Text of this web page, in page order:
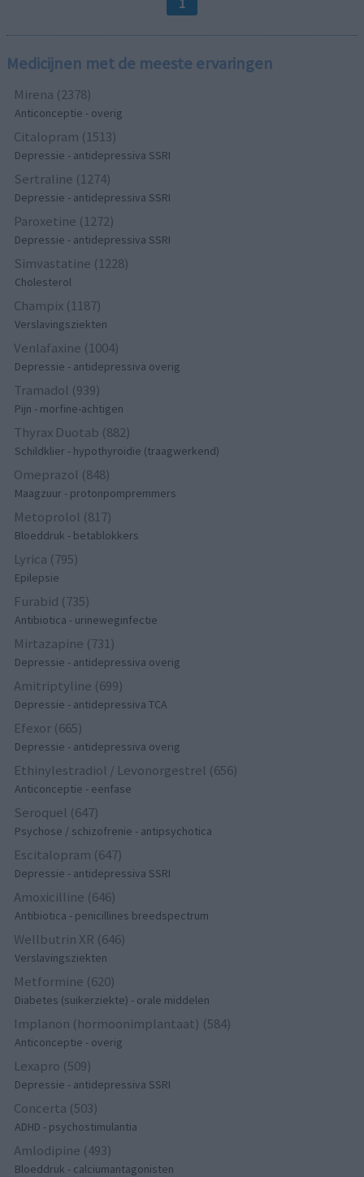
1
Medicijnen met de meeste ervaringen
Mirena (2378)
Anticonceptie - overig
Citalopram (1513)
Depressie - antidepressiva SSRI
Sertraline (1274)
Depressie - antidepressiva SSRI
Paroxetine (1272)
Depressie - antidepressiva SSRI
Simvastatine (1228)
Cholesterol
Champix (1187)
Verslavingsziekten
Venlafaxine (1004)
Depressie - antidepressiva overig
Tramadol (939)
Pijn - morfine-achtigen
Thyrax Duotab (882)
Schildklier - hypothyroidie (traagwerkend)
Omeprazol (848)
Maagzuur - protonpompremmers
Metoprolol (817)
Bloeddruk - betablokkers
Lyrica (795)
Epilepsie
Furabid (735)
Antibiotica - urineweginfectie
Mirtazapine (731)
Depressie - antidepressiva overig
Amitriptyline (699)
Depressie - antidepressiva TCA
Efexor (665)
Depressie - antidepressiva overig
Ethinylestradiol / Levonorgestrel (656)
Anticonceptie - eenfase
Seroquel (647)
Psychose / schizofrenie - antipsychotica
Escitalopram (647)
Depressie - antidepressiva SSRI
Amoxicilline (646)
Antibiotica - penicillines breedspectrum
Wellbutrin XR (646)
Verslavingsziekten
Metformine (620)
Diabetes (suikerziekte) - orale middelen
Implanon (hormoonimplantaat) (584)
Anticonceptie - overig
Lexapro (509)
Depressie - antidepressiva SSRI
Concerta (503)
ADHD - psychostimulantia
Amlodipine (493)
Bloeddruk - calciumantagonisten